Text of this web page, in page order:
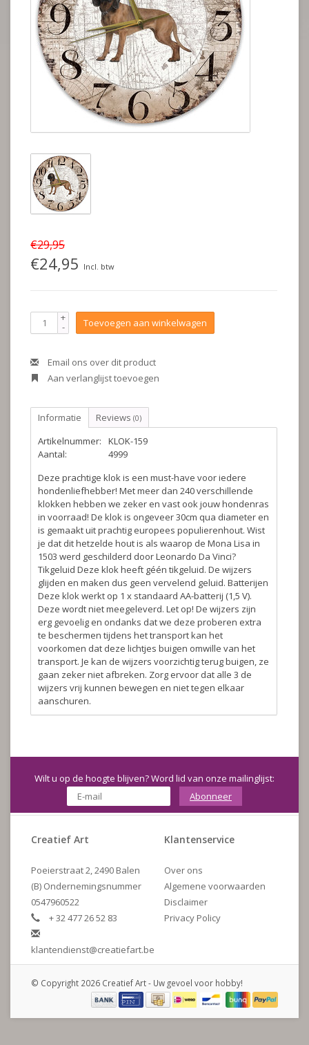
€29,95
€24,95 Incl. btw
+
- Toevoegen aan winkelwagen
Email ons over dit product
Aan verlanglijst toevoegen
Informatie Reviews (0)
Artikelnummer:
KLOK-159
Aantal:
4999
Deze prachtige klok is een must-have voor iedere
hondenliefhebber! Met meer dan 240 verschillende
klokken hebben we zeker en vast ook jouw hondenras
in voorraad! De klok is ongeveer 30cm qua diameter en
is gemaakt uit prachtig europees populierenhout. Wist
je dat dit hetzelde hout is als waarop de Mona Lisa in
1503 werd geschilderd door Leonardo Da Vinci?
Tikgeluid Deze klok heeft géén tikgeluid. De wijzers
glijden en maken dus geen vervelend geluid. Batterijen
Deze klok werkt op 1 x standaard AA-batterij (1,5 V).
Deze wordt niet meegeleverd. Let op! De wijzers zijn
erg gevoelig en ondanks dat we deze proberen extra
te beschermen tijdens het transport kan het
voorkomen dat deze lichtjes buigen omwille van het
transport. Je kan de wijzers voorzichtig terug buigen, ze
gaan zeker niet afbreken. Zorg ervoor dat alle 3 de
wijzers vrij kunnen bewegen en niet tegen elkaar
aanschuren.
Wilt u op de hoogte blijven? Word lid van onze mailinglijst:
Abonneer
Creatief Art
Poeierstraat 2, 2490 Balen
(B) Ondernemingsnummer
0547960522
+ 32 477 26 52 83
klantendienst@creatiefart.be
Klantenservice
Over ons
Algemene voorwaarden
Disclaimer
Privacy Policy
© Copyright 2026 Creatief Art - Uw gevoel voor hobby!